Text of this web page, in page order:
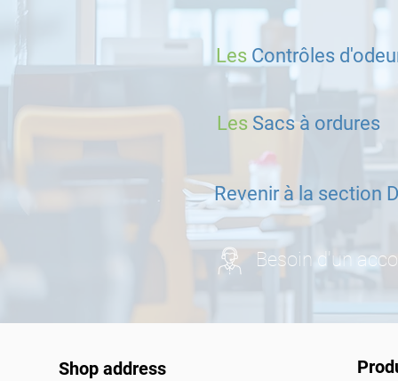
Les Contrôles
Les Sacs à ordures
Revenir à la section
Besoin d'un
Shop address